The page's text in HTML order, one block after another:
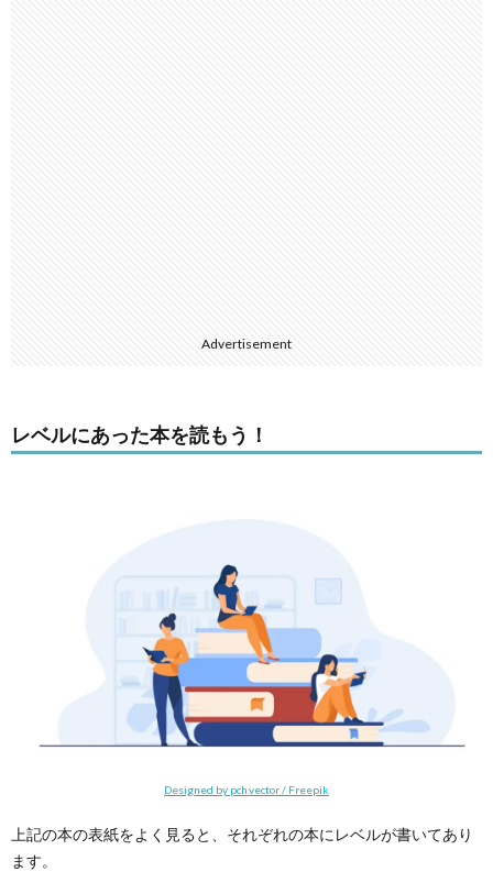
Advertisement
レベルにあった本を読もう！
Designed by pch.vector / Freepik
上記の本の表紙をよく見ると、それぞれの本にレベルが書いてあり
ます。